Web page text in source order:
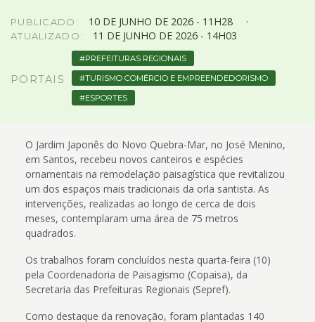
PUBLICADO: 10 DE JUNHO DE 2026 - 11H28
ATUALIZADO: 11 DE JUNHO DE 2026 - 14H03
PORTAIS
PREFEITURAS REGIONAIS
TURISMO COMÉRCIO E EMPREENDEDORISMO
ESPORTES
O Jardim Japonês do Novo Quebra-Mar, no José Menino,
em Santos, recebeu novos canteiros e espécies
ornamentais na remodelação paisagística que revitalizou
um dos espaços mais tradicionais da orla santista. As
intervenções, realizadas ao longo de cerca de dois
meses, contemplaram uma área de 75 metros
quadrados.
Os trabalhos foram concluídos nesta quarta-feira (10)
pela Coordenadoria de Paisagismo (Copaisa), da
Secretaria das Prefeituras Regionais (Sepref).
Como destaque da renovação, foram plantadas 140